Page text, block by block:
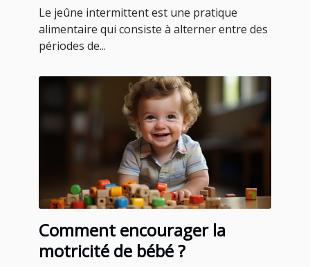
Le jeûne intermittent est une pratique
alimentaire qui consiste à alterner entre des
périodes de...
Comment encourager la
motricité de bébé ?